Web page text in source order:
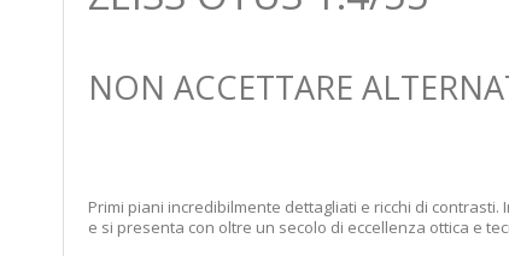
NON ACCETTARE
Primi piani incredibilmente dettagliati e ricchi di
e si presenta con oltre un secolo di eccellenza ottica e